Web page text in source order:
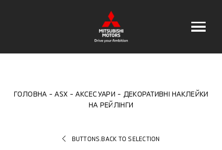
ГОЛОВНА ASX АКСЕСУАРИ
ДЕКОРАТИВНІ НАКЛЕЙКИ
НА РЕЙЛІНГИ
BUTTONS.BACK TO SELECTION